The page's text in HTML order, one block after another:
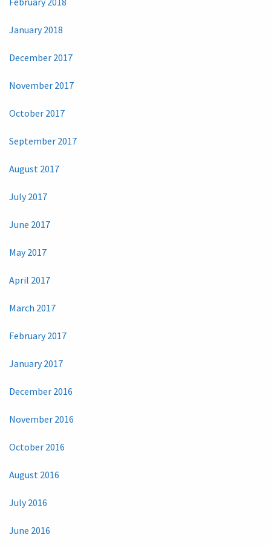
January 2018
December 2017
November 2017
October 2017
September 2017
August 2017
July 2017
June 2017
May 2017
April 2017
March 2017
February 2017
January 2017
December 2016
November 2016
October 2016
August 2016
July 2016
June 2016